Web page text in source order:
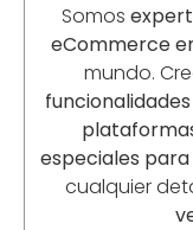
Somos
eCommerce
mundo.
especiales
cualquier